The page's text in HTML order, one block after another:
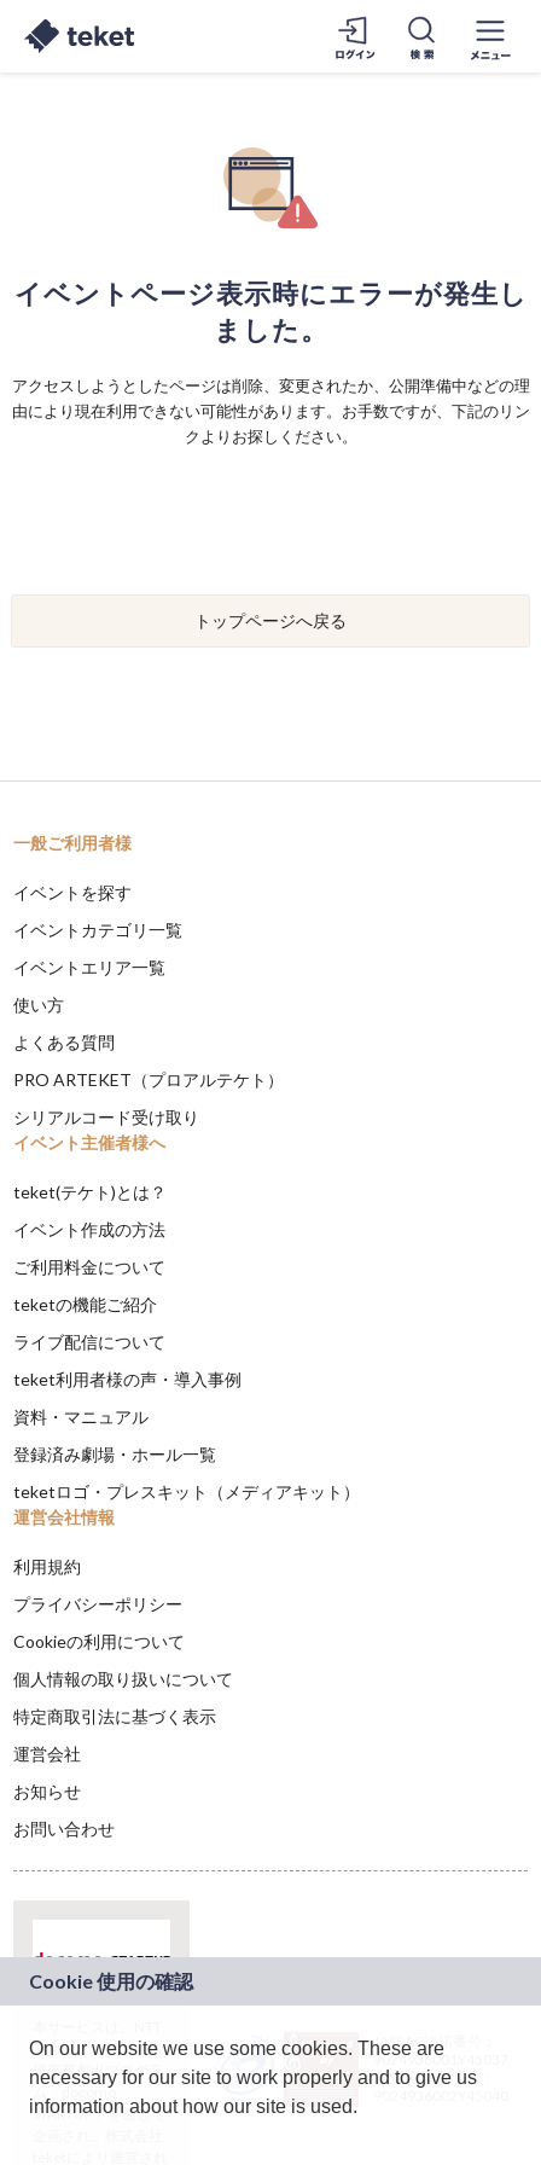
イベントページ表示時にエラーが発生し
ました。
アクセスしようとしたページは削除、変更されたか、公開準備中などの理
由により現在利用できない可能性があります。お手数ですが、下記のリン
クよりお探しください。
トップページへ戻る
一般ご利用者様
イベントを探す
イベントカテゴリ一覧
イベントエリア一覧
使い方
よくある質問
PRO ARTEKET（プロアルテケト）
シリアルコード受け取り
イベント主催者様へ
teket(テケト)とは？
イベント作成の方法
ご利用料金について
teketの機能ご紹介
ライブ配信について
teket利用者様の声・導入事例
資料・マニュアル
登録済み劇場・ホール一覧
teketロゴ・プレスキット（メディアキット）
運営会社情報
利用規約
プライバシーポリシー
Cookieの利用について
個人情報の取り扱いについて
特定商取引法に基づく表示
運営会社
お知らせ
お問い合わせ
ドコモグループの新
規事業創出プログラ
ム「docomo
STARTUP」を通じて
JASRAC許諾番号：
9024936001Y45037
JASRAC許諾番号：
On our website we use some cookies. These are
necessary for our site to work properly and to give us
information about how our site is used.